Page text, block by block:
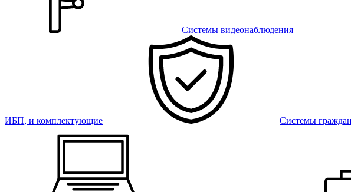
Системы видеонаблюдения
ИБП, и комплектующие Системы